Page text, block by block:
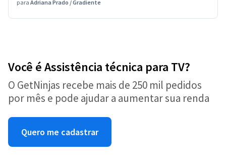
para Adriana Prado /Gradiente
Você é Assistência técnica para TV?
O GetNinjas recebe mais de 250 mil pedidos
por mês e pode ajudar a aumentar sua renda
Quero me cadastrar